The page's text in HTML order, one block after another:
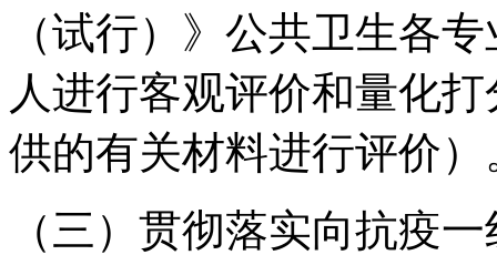
（试行）》公共卫生各
人进行客观评价和量化
供的有关材料进行评价）
（三）贯彻落实向抗疫